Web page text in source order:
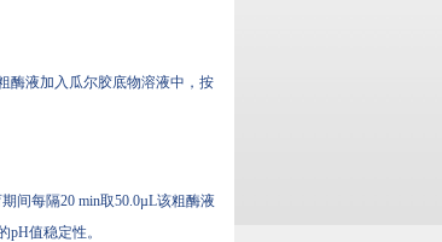
液加入瓜尔胶底物溶液中，按
育期间每隔20 min取50.0µL该粗酶液
值稳定性。